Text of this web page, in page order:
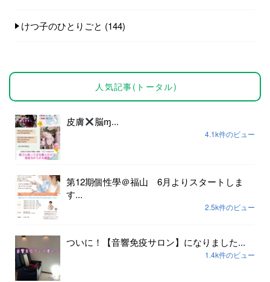
けつ子のひとりごと (144)
人気記事(トータル)
皮膚 脳ɱ...
4.1k件のビュー
第12期個性學＠福山 6月よりスタートしま
す...
2.5k件のビュー
ついに！【音響免疫サロン】になりました...
1.4k件のビュー